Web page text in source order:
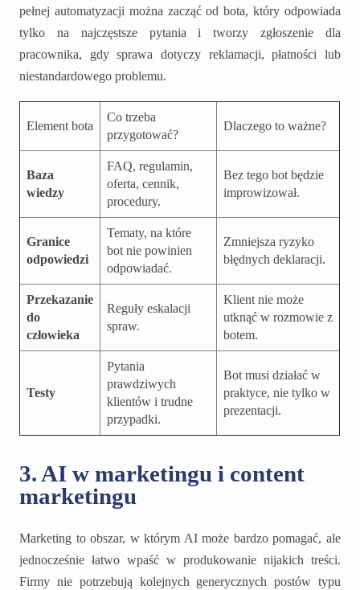
pełnej automatyzacji można zacząć od bota, który odpowiada
tylko na najczęstsze pytania i tworzy zgłoszenie dla
pracownika, gdy sprawa dotyczy reklamacji, płatności lub
niestandardowego problemu.
Element bota
Co trzeba
przygotować?
Dlaczego to ważne?
Baza
wiedzy
FAQ, regulamin,
oferta, cennik,
procedury.
Bez tego bot będzie
improwizował.
Granice
odpowiedzi
Tematy, na które
bot nie powinien
odpowiadać.
Zmniejsza ryzyko
błędnych deklaracji.
Przekazanie
do
człowieka
Reguły eskalacji
spraw.
Klient nie może
utknąć w rozmowie z
botem.
Testy
Pytania
prawdziwych
klientów i trudne
przypadki.
Bot musi działać w
praktyce, nie tylko w
prezentacji.
3. AI w marketingu i content
marketingu
Marketing to obszar, w którym AI może bardzo pomagać, ale
jednocześnie łatwo wpaść w produkowanie nijakich treści.
Firmy nie potrzebują kolejnych generycznych postów typu